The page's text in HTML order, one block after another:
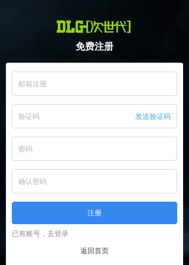
发送验证码
注册
已有账号，去登录
返回首页
免费注册